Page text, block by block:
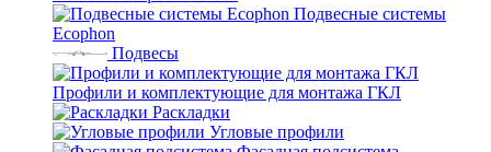
Подвесные системы
Ecophon
Подвесы
Профили и комплектующие для монтажа ГКЛ
Раскладки
Угловые профили